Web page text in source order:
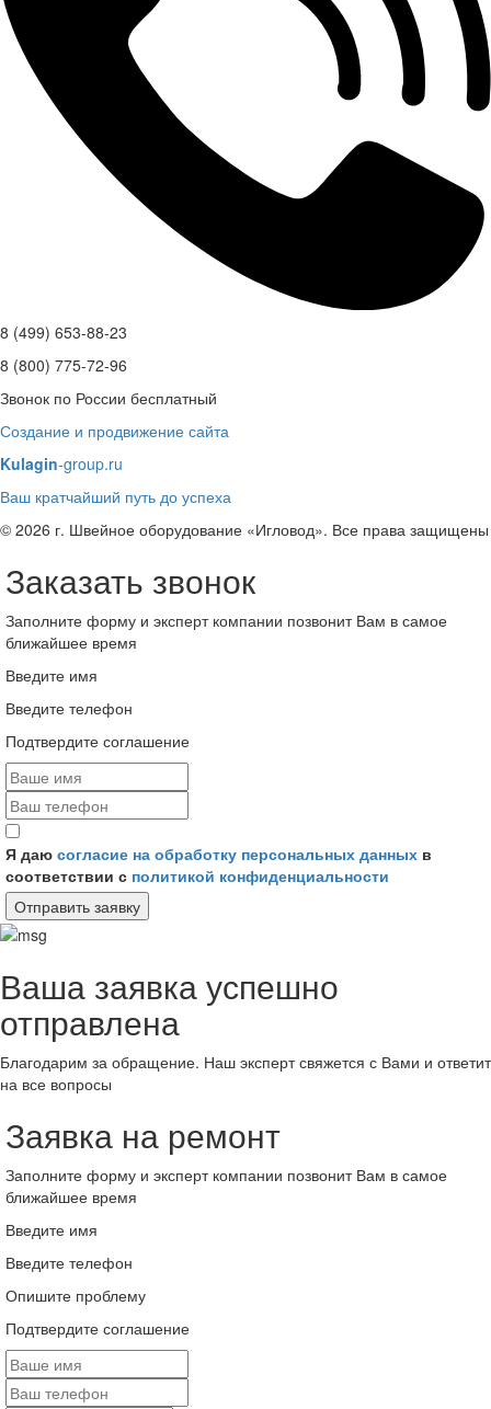
8 (499) 653-88-23
8 (800) 775-72-96
Звонок по России бесплатный
Создание и продвижение сайта
Kulagin-group.ru
Ваш кратчайший путь до успеха
© 2026 г. Швейное оборудование «Игловод». Все права защищены
Заказать звонок
Заполните форму и эксперт компании позвонит Вам в самое
ближайшее время
Введите имя
Введите телефон
Подтвердите соглашение
Я даю согласие на обработку персональных данных в
соответствии с политикой конфиденциальности
Отправить заявку
Ваша заявка успешно
отправлена
Благодарим за обращение. Наш эксперт свяжется с Вами и ответит
на все вопросы
Заявка на ремонт
Заполните форму и эксперт компании позвонит Вам в самое
ближайшее время
Введите имя
Введите телефон
Опишите проблему
Подтвердите соглашение